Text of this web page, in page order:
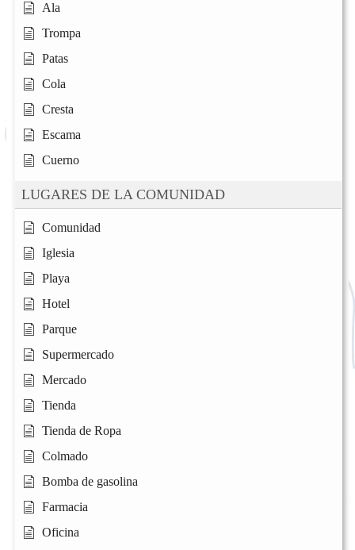
Ala
Trompa
Patas
Cola
Cresta
Escama
Cuerno
LUGARES DE LA COMUNIDAD
Comunidad
Iglesia
Playa
Hotel
Parque
Supermercado
Mercado
Tienda
Tienda de Ropa
Colmado
Bomba de gasolina
Farmacia
Oficina